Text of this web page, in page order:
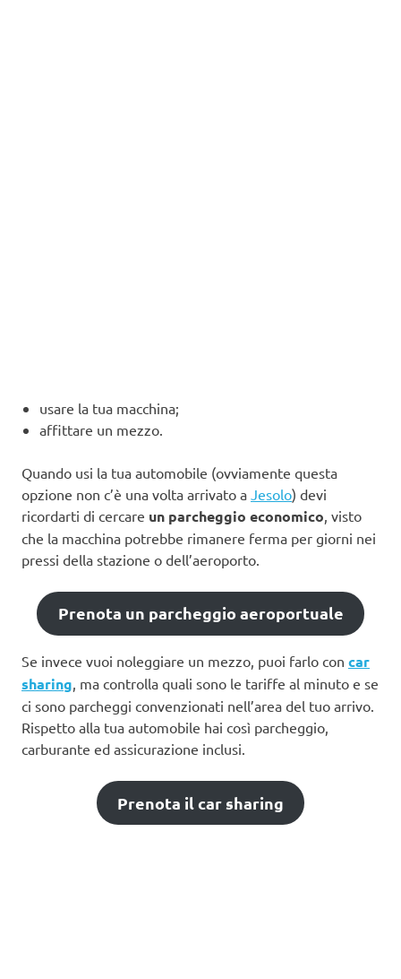
usare la tua macchina;
affittare un mezzo.
Quando usi la tua automobile (ovviamente questa
opzione non c’è una volta arrivato a Jesolo) devi
ricordarti di cercare un parcheggio economico , visto
che la macchina potrebbe rimanere ferma per giorni nei
pressi della stazione o dell’aeroporto.
Prenota un parcheggio aeroportuale
Se invece vuoi noleggiare un mezzo, puoi farlo con car
sharing, ma controlla quali sono le tariffe al minuto e se
ci sono parcheggi convenzionati nell’area del tuo arrivo.
Rispetto alla tua automobile hai così parcheggio,
carburante ed assicurazione inclusi.
Prenota il car sharing